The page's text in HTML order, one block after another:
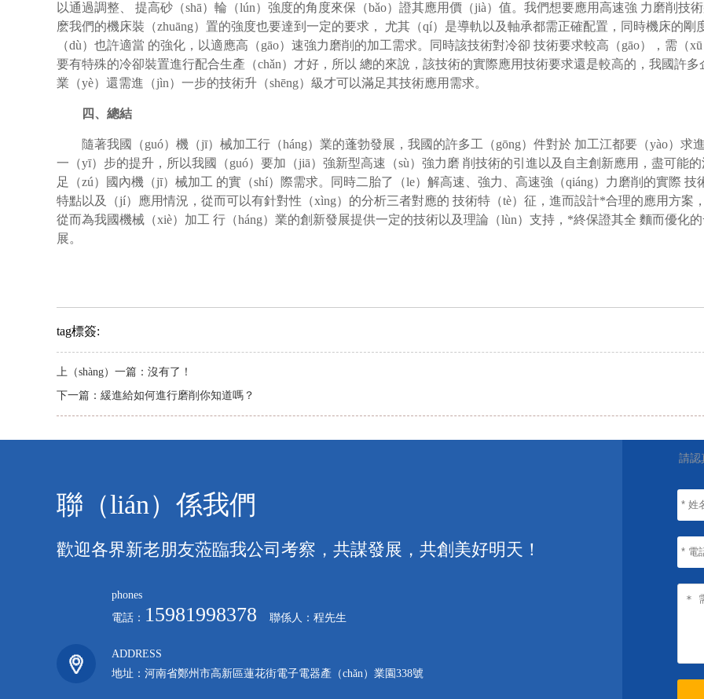
以通過調整、 提高砂（shā）輪（lún）強度的角度來保（bǎo）證其應用價（jià）值。我們想要應用高速強 力磨削技
麽我們的機床裝（zhuāng）置的強度也要達到一定的要求， 尤其（qí）是導軌以及軸承都需正確配置，同時機床的剛
（dù）也許適當 的強化，以適應高（gāo）速強力磨削的加工需求。同時該技術對冷卻 技術要求較高（gāo），需（xū
要有特殊的冷卻裝置進行配合生產（chǎn）才好，所以 總的來說，該技術的實際應用技術要求還是較高的，我國許多
業（yè）還需進（jìn）一步的技術升（shēng）級才可以滿足其技術應用需求。
四、總結
隨著我國（guó）機（jī）械加工行（háng）業的蓬勃發展，我國的許多工（gōng）件對於 加工江都要（yào）求進
一（yī）步的提升，所以我國（guó）要加（jiā）強新型高速（sù）強力磨 削技術的引進以及自主創新應用，盡可能的
足（zú）國內機（jī）械加工 的實（shí）際需求。同時二胎了（le）解高速、強力、高速強（qiáng）力磨削的實際 技
特點以及（jí）應用情況，從而可以有針對性（xìng）的分析三者對應的 技術特（tè）征，進而設計*合理的應用方案，
從而為我國機械（xiè）加工 行（háng）業的創新發展提供一定的技術以及理論（lùn）支持，*終保證其全 麵而優化的
展。
tag標簽:
上（shàng）一篇： 沒有了！
下一篇： 緩進給如何進行磨削你知道嗎？
聯（lián）係我們
歡迎各界新老朋友蒞臨我公司考察，共謀發展，共創美好明天！
phones
電話： 15981998378 聯係人：程先生
ADDRESS
地址：河南省鄭州市高新區蓮花街電子電器產（chǎn）業園338號
請認